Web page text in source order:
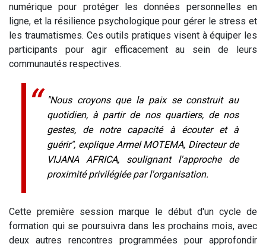
numérique pour protéger les données personnelles en
ligne, et la résilience psychologique pour gérer le stress et
les traumatismes. Ces outils pratiques visent à équiper les
participants pour agir efficacement au sein de leurs
communautés respectives.
"Nous croyons que la paix se construit au
quotidien, à partir de nos quartiers, de nos
gestes, de notre capacité à écouter et à
guérir", explique Armel MOTEMA, Directeur de
VIJANA AFRICA, soulignant l'approche de
proximité privilégiée par l'organisation.
Cette première session marque le début d'un cycle de
formation qui se poursuivra dans les prochains mois, avec
deux autres rencontres programmées pour approfondir